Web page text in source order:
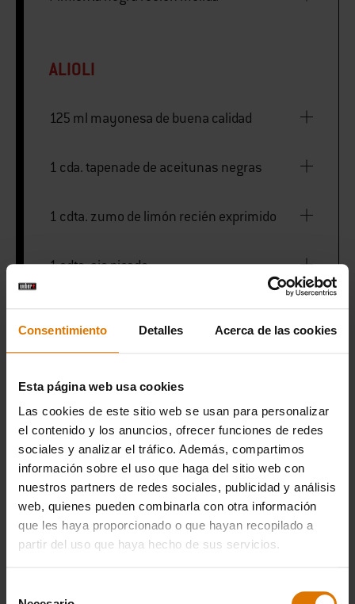
Consentimiento Detalles Acerca de las cookies
Esta página web usa cookies
Las cookies de este sitio web se usan para personalizar
el contenido y los anuncios, ofrecer funciones de redes
sociales y analizar el tráfico. Además, compartimos
información sobre el uso que haga del sitio web con
nuestros partners de redes sociales, publicidad y análisis
web, quienes pueden combinarla con otra información
que les haya proporcionado o que hayan recopilado a
partir del uso que haya hecho de sus servicios.
ALIOLI
125 ml mayonesa de buena calidad
1 cda. tapenade de aceitunas negras
1 cdta. zumo de limón recién exprimido
1 cdta. ajo picado
IMPRIMIR ESTA LISTA
Preparación
Accesorios
recomendados